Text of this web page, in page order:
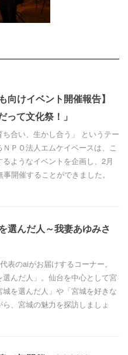
向けイベント開催報告】
って文化祭！」
ち合い、生かし合う」 というテー
ＰＯ法人エムケイベースは、こ
ようなイベントを企画し、2月
開催することができました。
んだ人～我妻あゆみさ
表のaiがお届けするコーナー。
選んだ人」。仙台を中心として宮
を選んだ人」や「宮城を好きな
、宮城の魅力を探訪しましょ